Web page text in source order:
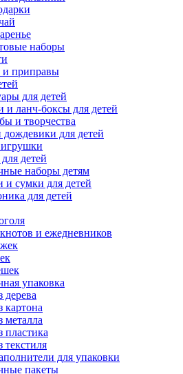
наборы
приправы
для детей
и ланч-боксы для детей
и творчества
для детей
детей
наборы детям
и сумки для детей
для детей
и ежедневников
упаковка
дерева
картона
металла
пластика
текстиля
для упаковки
пакеты